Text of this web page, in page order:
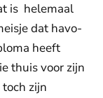
is helemaal
dat havo-
heeft
thuis voor zijn
zijn